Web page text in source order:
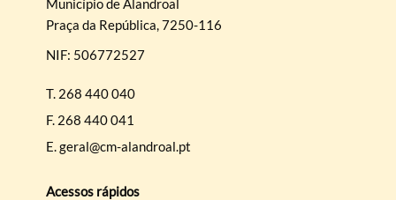
Município de Alandroal
Praça da República, 7250-116
NIF: 506772527
T. 268 440 040
F. 268 440 041
E.geral@cm-alandroal.pt
Acessos rápidos